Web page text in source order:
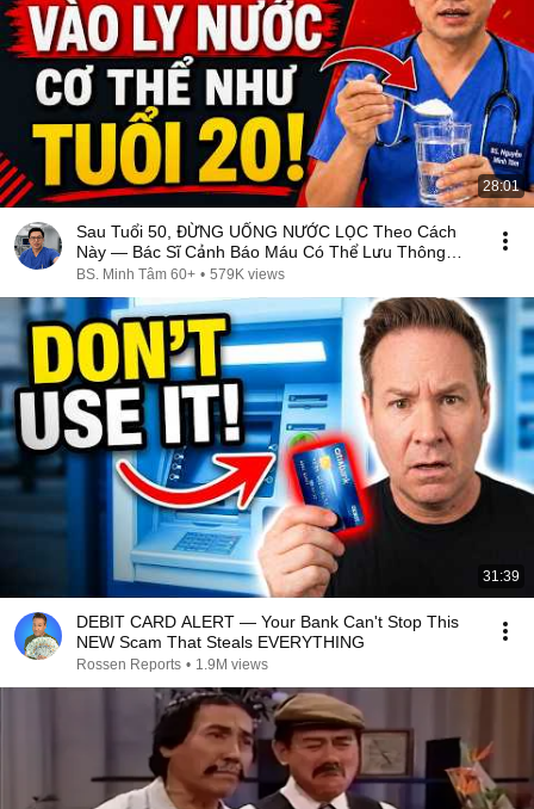
28:01
Sau Tuổi 50, ĐỪNG UỐNG NƯỚC LỌC Theo Cách
Này — Bác Sĩ Cảnh Báo Máu Có Thể Lưu Thông
KÉM HƠN
BS. Minh Tâm 60+ • 579K views
31:39
DEBIT CARD ALERT — Your Bank Can't Stop This
NEW Scam That Steals EVERYTHING
Rossen Reports • 1.9M views